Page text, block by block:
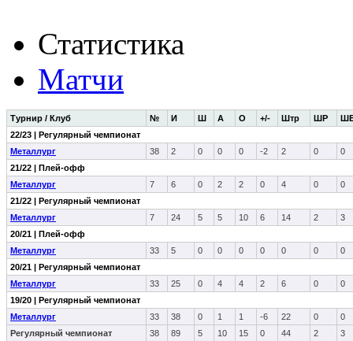
Статистика
Матчи
Турнир / Клуб № И Ш А О +/- Штр ШР
22/23 | Регулярный чемпионат
Металлург
38 2 0 0 0 -2 2 0
0
21/22 | Плей-офф
Металлург
7 6 0 2 2 0 4 0
0
21/22 | Регулярный чемпионат
Металлург
7 24 5 5 10 6 14 2
3
20/21 | Плей-офф
Металлург
33 5 0 0 0 0 0 0
0
20/21 | Регулярный чемпионат
Металлург
33 25 0 4 4 2 6 0
0
19/20 | Регулярный чемпионат
Металлург
33 38 0 1 1 -6 22 0
0
Регулярный чемпионат
38 89 5 10 15 0 44 2
3